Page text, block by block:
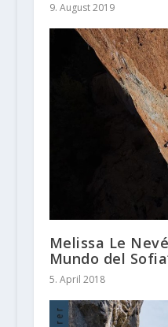
9. August 2019
Melissa Le
Mundo del
5. April 2018